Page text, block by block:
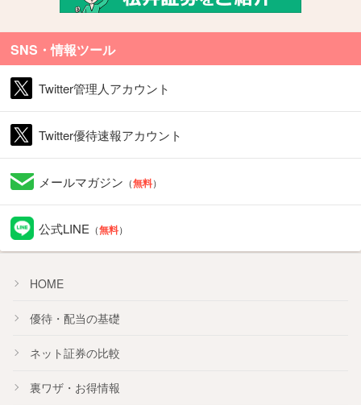
SNS・情報ツール
Twitter管理人アカウント
Twitter優待速報アカウント
メールマガジン （無料）
公式LINE （無料）
HOME
優待・配当の基礎
ネット証券の比較
裏ワザ・お得情報